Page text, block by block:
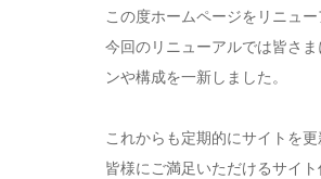
この度ホームページをリニュー
今回のリニューアルでは皆さ
ンや構成を一新しました。
これからも定期的にサイトを更
皆様にご満足いただけるサイト